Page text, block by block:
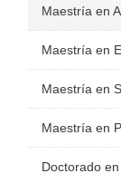
Maestría en
Maestría en
Maestría en
Maestría en
Doctorado